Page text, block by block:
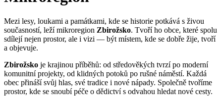
Mezi lesy, loukami a památkami, kde se historie potkává s živou
současností, leží mikroregion Zbirožsko. Tvoří ho obce, které spolu
sdílejí nejen prostor, ale i vizi — být místem, kde se dobře žije, tvoří
a objevuje.
Zbirožsko je krajinou příběhů: od středověkých tvrzí po moderní
komunitní projekty, od klidných potoků po rušné náměstí. Každá
obec přináší svůj hlas, své tradice i nové nápady. Společně tvoříme
prostor, kde se snoubí péče o dědictví s odvahou hledat nové cesty.